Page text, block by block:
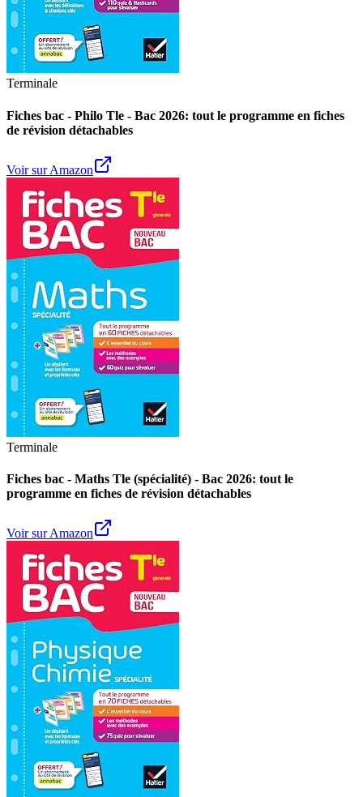
Terminale
Fiches bac - Philo Tle - Bac 2026: tout le programme en fiches
de révision détachables
Voir sur Amazon
Terminale
Fiches bac - Maths Tle (spécialité) - Bac 2026: tout le
programme en fiches de révision détachables
Voir sur Amazon